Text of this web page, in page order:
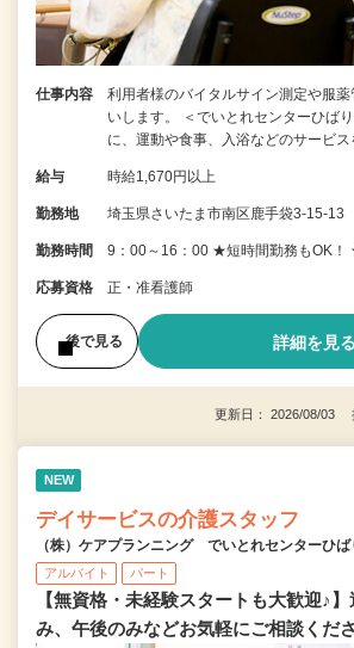
仕事内容
利用者様のバイタルサイン測定や服
いします。 ＜でいとれセンターひば
に、運動や食事、入浴などのサービス
給与 時給1,670円以上
勤務地 埼玉県さいたま市南区鹿手袋3-15-13
勤務時間 9：00～16：00 ★短時間勤務もOK！
応募資格 正・准看護師
後で見る 詳細を見る
更新日： 2026/08/03
NEW
デイサービスの介護スタッフ
（株）ケアプランニング でいとれセンターひば
アルバイト パート
【無資格・未経験スタートも大歓迎♪
み、午後のみなどお気軽にご相談くださ